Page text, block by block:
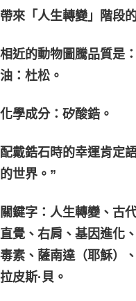
付款後門市自取
帶來「人生轉變」階段
相近的動物圖騰品質是
油：杜松。
化學成分：矽酸鋯。
配戴鋯石時的幸運肯定
的世界。”
關鍵字：人生轉變、古
直覺、右肩、基因進化
毒素、薩南達（耶穌）
拉皮斯·貝。